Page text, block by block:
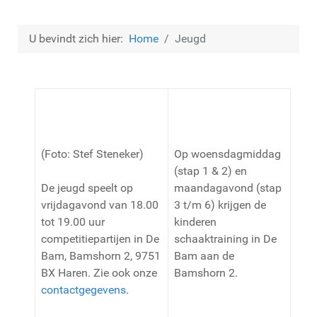
U bevindt zich hier: Home Jeugd
(Foto: Stef Steneker)
De jeugd speelt op
vrijdagavond van 18.00
tot 19.00 uur
competitiepartijen in De
Bam, Bamshorn 2, 9751
BX Haren. Zie ook onze
contactgegevens.
Op woensdagmiddag
(stap 1 & 2) en
maandagavond (stap
3 t/m 6) krijgen de
kinderen
schaaktraining in De
Bam aan de
Bamshorn 2.